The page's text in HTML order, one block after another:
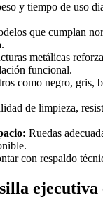
y tiempo de uso
que cumplan
metálicas
funcional.
como negro, gris,
de limpieza,
Ruedas
con respaldo